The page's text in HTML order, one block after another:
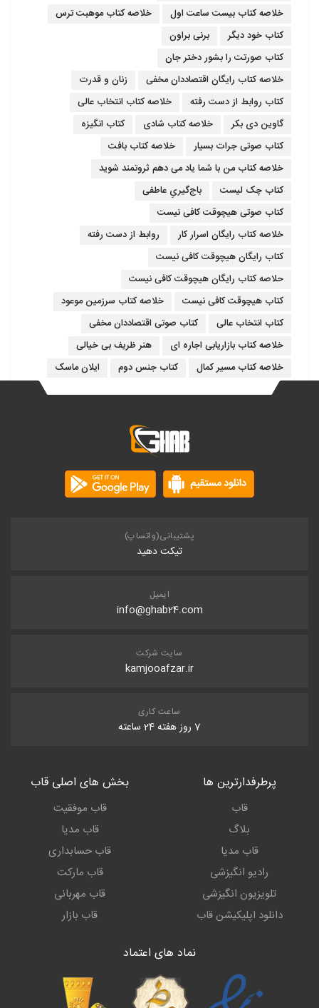
خلاصه کتاب بیست ساعت اول
خلاصه کتاب موهبت ترس
کتاب خود دیگر
برنی براون
کتاب صورتت را بشور دختر جان
خلاصه کتاب رایگان اقتصاددان مخفی
زنان و قدرت
کتاب روابط از دست رفته
خلاصه کتاب انتخاب عالی
گاوین دی بکر
خلاصه کتاب شادی
کتاب انگیزه
کتاب صوتی جرات بسیار
خلاصه کتاب بافت
خلاصه کتاب من با شما یاد می دهم ثروتمند شوید
کتاب چک لیست
باج‌گیریِ عاطفی
کتاب صوتی هیچوقت کافی نیست
خلاصه کتاب رایگان اسرار کار
روابط از دست رفته
کتاب رایگان هیچوقت کافی نیست
حلاصه کتاب رایگان هیچوقت کافی نیست
کتاب هیچوقت کافی نیست
خلاصه کتاب سرزمین موعود
کتاب انتخاب عالی
کتاب صوتی اقتصاددان مخفی
خلاصه کتاب بازاریابی اجاره ای
هنر ظریف بی خیالی
خلاصه کتاب مسیر کمال
کتاب جنس دوم ایلان ماسک
پشتیبانی(واتساپ)
تیکت دهید
ایمیل
info@ghab24.com
سایت شرکت
kamjooafzar.ir
ساعت کاری
7 روز هفته 24 ساعته
پرطرفدارترین ها
قاب
بلاگ
قاب مدیا
رادیو انگیزشی
تلویزیون انگیزشی
دانلود اپلیکیشن قاب
بخش های اصلی قاب
قاب موفقیت
قاب مدیا
قاب حسابداری
قاب مارکت
قاب مهربانی
قاب بازار
نماد های اعتماد